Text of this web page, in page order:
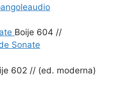
audio
Boije 604 //
Sonate
602 // (ed. moderna)